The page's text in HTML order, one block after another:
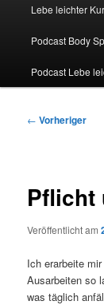
Lebe leichter
Podcast Body
Podcast Lebe
Beitragsnavigation
← Vorheriger
Pflicht
Veröffentlicht am
Ich erarbeite
Ausarbeiten so
was täglich